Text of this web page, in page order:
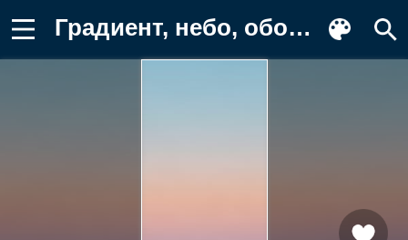
Градиент, небо, обои, пастельные Фон для телефона